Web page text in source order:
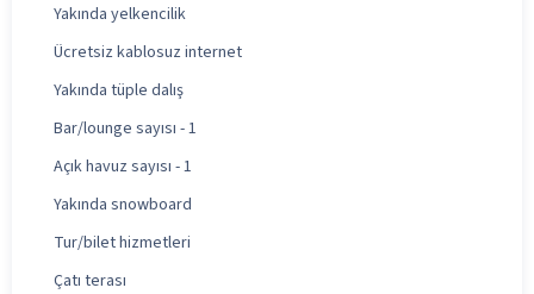
Yakında yelkencilik
Ücretsiz kablosuz internet
Yakında tüple dalış
Bar/lounge sayısı - 1
Açık havuz sayısı - 1
Yakında snowboard
Tur/bilet hizmetleri
Çatı terası